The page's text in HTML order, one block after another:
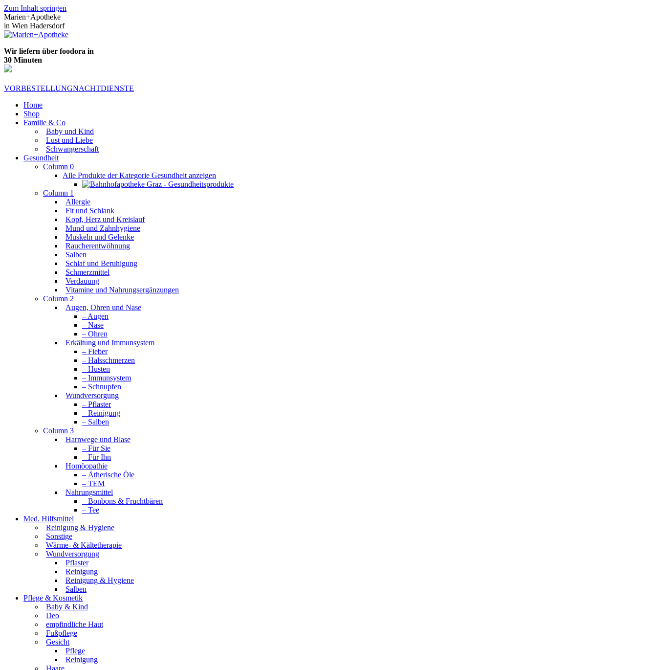
Zum Inhalt springen
Marien+Apotheke
in Wien Hadersdorf
Wir liefern über foodora in
30 Minuten
VORBESTELLUNGNACHTDIENSTE
Home
Shop
Familie & Co
Baby und Kind
Lust und Liebe
Schwangerschaft
Gesundheit
Column 0
Alle Produkte der Kategorie Gesundheit anzeigen
Column 1
Allergie
Fit und Schlank
Kopf, Herz und Kreislauf
Mund und Zahnhygiene
Muskeln und Gelenke
Raucherentwöhnung
Salben
Schlaf und Beruhigung
Schmerzmittel
Verdauung
Vitamine und Nahrungsergänzungen
Column 2
Augen, Ohren und Nase
– Augen
– Nase
– Ohren
Erkältung und Immunsystem
– Fieber
– Halsschmerzen
– Husten
– Immunsystem
– Schnupfen
Wundversorgung
– Pflaster
– Reinigung
– Salben
Column 3
Harnwege und Blase
– Für Sie
– Für Ihn
Homöopathie
– Ätherische Öle
– TEM
Nahrungsmittel
– Bonbons & Fruchtbären
– Tee
Med. Hilfsmittel
Reinigung & Hygiene
Sonstige
Wärme- & Kältetherapie
Wundversorgung
Pflaster
Reinigung
Reinigung & Hygiene
Salben
Pflege & Kosmetik
Baby & Kind
Deo
empfindliche Haut
Fußpflege
Gesicht
Pflege
Reinigung
Haare